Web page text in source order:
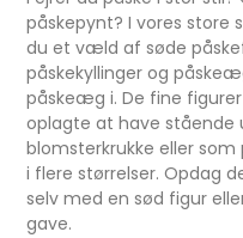
påskepynt? I vores
du et væld af søde
påskekyllinger og
påskeæg i. De fine
oplagte at have stående
blomsterkrukke eller
i flere størrelser. Opdag
selv med en sød figur
gave.